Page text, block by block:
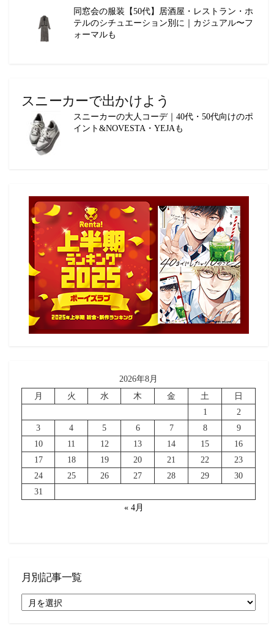
同窓会の服装【50代】居酒屋・レストラン・ホ
テルのシチュエーション別に｜カジュアル〜フ
ォーマルも
スニーカーで出かけよう
スニーカーの大人コーデ｜40代・50代向けのポ
イント&NOVESTA・YEJAも
2026年8月
月
火 水 木 金 土
日
1
2
3
4 5 6 7 8
9
10
11 12 13 14 15
16
17
18 19 20 21 22
23
24
25 26 27 28 29
30
31
« 4月
月別記事一覧
別